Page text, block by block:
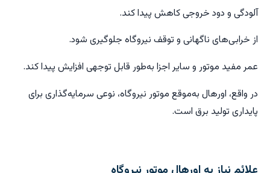
آلودگی و دود خروجی کاهش پیدا کند.
از خرابی‌های ناگهانی و توقف نیروگاه جلوگیری شود.
عمر مفید موتور و سایر اجزا به‌طور قابل توجهی افزایش پیدا کند.
در واقع، اورهال به‌موقع موتور نیروگاه، نوعی سرمایه‌گذاری برای
پایداری تولید برق است.